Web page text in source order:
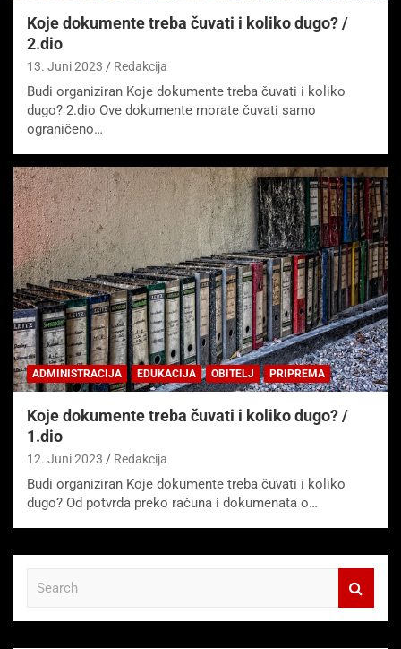
Koje dokumente treba čuvati i koliko dugo? /
2.dio
13. Juni 2023 Redakcija
Budi organiziran Koje dokumente treba čuvati i koliko
dugo? 2.dio Ove dokumente morate čuvati samo
ograničeno…
ADMINISTRACIJA EDUKACIJA OBITELJ PRIPREMA
Koje dokumente treba čuvati i koliko dugo? /
1.dio
12. Juni 2023 Redakcija
Budi organiziran Koje dokumente treba čuvati i koliko
dugo? Od potvrda preko računa i dokumenata o…